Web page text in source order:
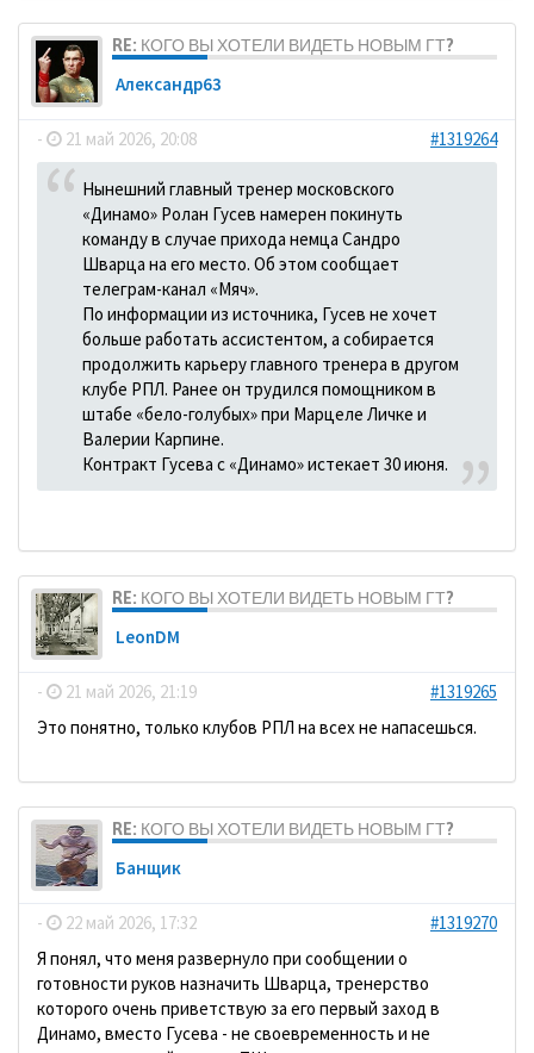
RE: КОГО ВЫ ХОТЕЛИ ВИДЕТЬ НОВЫМ ГТ?
Александр63
- 21 май 2026, 20:08 #1319264
Нынешний главный тренер московского
«Динамо» Ролан Гусев намерен покинуть
команду в случае прихода немца Сандро
Шварца на его место. Об этом сообщает
телеграм-канал «Мяч».
По информации из источника, Гусев не хочет
больше работать ассистентом, а собирается
продолжить карьеру главного тренера в другом
клубе РПЛ. Ранее он трудился помощником в
штабе «бело-голубых» при Марцеле Личке и
Валерии Карпине.
Контракт Гусева с «Динамо» истекает 30 июня.
RE: КОГО ВЫ ХОТЕЛИ ВИДЕТЬ НОВЫМ ГТ?
LeonDM
- 21 май 2026, 21:19
#1319265
Это понятно, только клубов РПЛ на всех не напасешься.
RE: КОГО ВЫ ХОТЕЛИ ВИДЕТЬ НОВЫМ ГТ?
Банщик
- 22 май 2026, 17:32
#1319270
Я понял, что меня развернуло при сообщении о
готовности руков назначить Шварца, тренерство
которого очень приветствую за его первый заход в
Динамо, вместо Гусева - не своевременность и не